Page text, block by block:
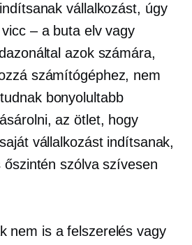
vállalkozást, úgy
vicc – abuta elv vagy
azok számára,
számítógéphez, nem
bonyolultabb
az ötlet, hogy
vállalkozást indítsanak,
szólva szívesen
nem is a felszerelés vagy